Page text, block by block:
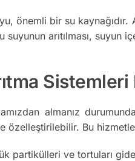
önemli bir su
arıtılması,
Sistemleri
almanız
özelleştirilebilir. Bu
partikülleri ve tortuları